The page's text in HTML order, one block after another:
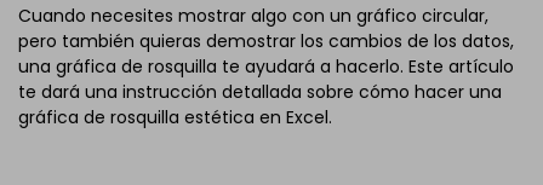
Cuando necesites mostrar algo con un gráfico circular,
pero también quieras demostrar los cambios de los datos,
una gráfica de rosquilla te ayudará a hacerlo. Este artículo
te dará una instrucción detallada sobre cómo hacer una
gráfica de rosquilla estética en Excel.